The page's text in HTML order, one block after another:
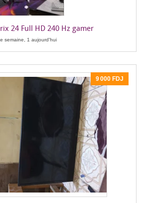
24 Full HD 240 Hz gamer
semaine, 1 aujourd'hui
9 000 FDJ